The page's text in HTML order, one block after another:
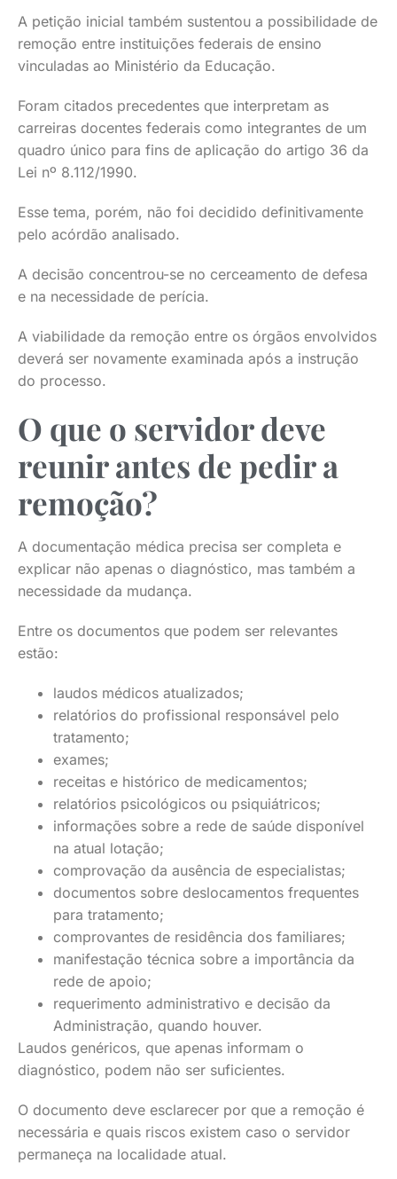
A petição inicial também sustentou a possibilidade de
remoção entre instituições federais de ensino
vinculadas ao Ministério da Educação.
Foram citados precedentes que interpretam as
carreiras docentes federais como integrantes de um
quadro único para fins de aplicação do artigo 36 da
Lei nº 8.112/1990.
Esse tema, porém, não foi decidido definitivamente
pelo acórdão analisado.
A decisão concentrou-se no cerceamento de defesa
e na necessidade de perícia.
A viabilidade da remoção entre os órgãos envolvidos
deverá ser novamente examinada após a instrução
do processo.
O que o servidor deve
reunir antes de pedir a
remoção?
A documentação médica precisa ser completa e
explicar não apenas o diagnóstico, mas também a
necessidade da mudança.
Entre os documentos que podem ser relevantes
estão:
laudos médicos atualizados;
relatórios do profissional responsável pelo
tratamento;
exames;
receitas e histórico de medicamentos;
relatórios psicológicos ou psiquiátricos;
informações sobre a rede de saúde disponível
na atual lotação;
comprovação da ausência de especialistas;
documentos sobre deslocamentos frequentes
para tratamento;
comprovantes de residência dos familiares;
manifestação técnica sobre a importância da
rede de apoio;
requerimento administrativo e decisão da
Administração, quando houver.
Laudos genéricos, que apenas informam o
diagnóstico, podem não ser suficientes.
O documento deve esclarecer por que a remoção é
necessária e quais riscos existem caso o servidor
permaneça na localidade atual.